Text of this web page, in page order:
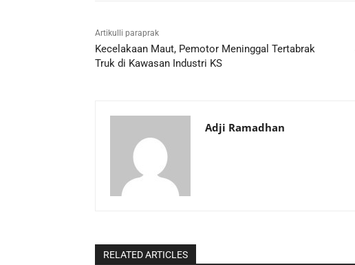
Artikulli paraprak
Kecelakaan Maut, Pemotor Meninggal Tertabrak
Truk di Kawasan Industri KS
Adji Ramadhan
RELATED ARTICLES